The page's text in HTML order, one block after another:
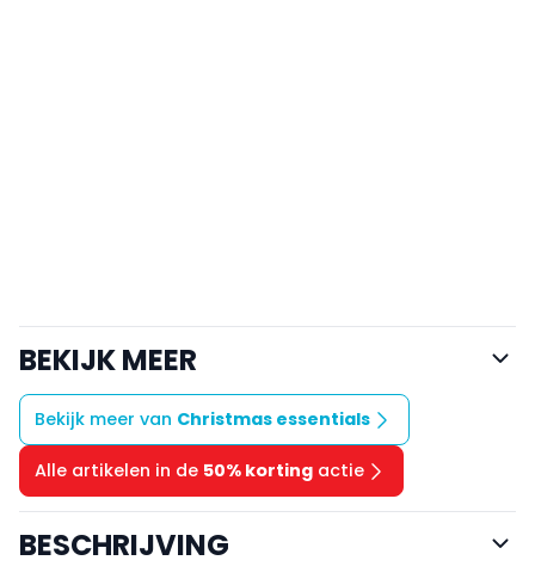
BEKIJK MEER
Bekijk meer van Christmas essentials
Alle artikelen in de 50% korting actie
BESCHRIJVING